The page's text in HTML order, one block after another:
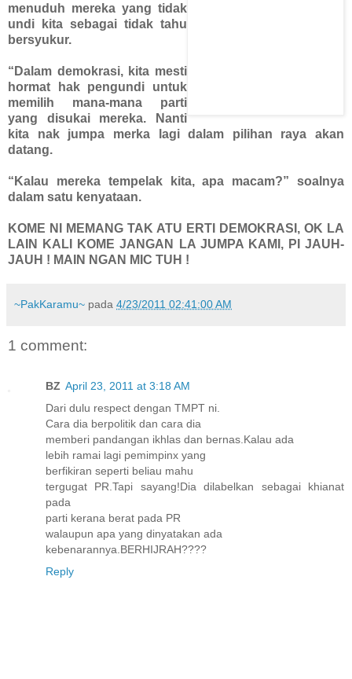
menuduh mereka yang tidak
undi kita sebagai tidak tahu
bersyukur.
“Dalam demokrasi, kita mesti
hormat hak pengundi untuk
memilih mana-mana parti
yang disukai mereka. Nanti
kita nak jumpa merka lagi dalam pilihan raya akan
datang.
“Kalau mereka tempelak kita, apa macam?” soalnya
dalam satu kenyataan.
KOME NI MEMANG TAK ATU ERTI DEMOKRASI, OK LA
LAIN KALI KOME JANGAN LA JUMPA KAMI, PI JAUH-
JAUH ! MAIN NGAN MIC TUH !
~PakKaramu~ pada 4/23/2011 02:41:00 AM
1 comment:
BZ April 23, 2011 at 3:18 AM
Dari dulu respect dengan TMPT ni.
Cara dia berpolitik dan cara dia
memberi pandangan ikhlas dan bernas.Kalau ada
lebih ramai lagi pemimpinx yang
berfikiran seperti beliau mahu
tergugat PR.Tapi sayang!Dia dilabelkan sebagai khianat
pada
parti kerana berat pada PR
walaupun apa yang dinyatakan ada
kebenarannya.BERHIJRAH????
Reply